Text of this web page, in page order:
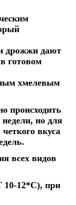
дрожжи дают
готовом
хмелевым
происходить
но для
вкуса
всех видов
10-12*С), при